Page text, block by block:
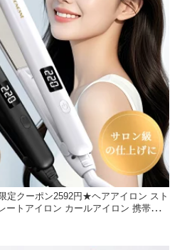
クーポン2592円★ヘアアイロン スト
ートアイロン カールアイロン 携帯ヘア
イロン 高濃度マイナスイオン 急速加
コード 自動電源OFF コンパクト軽量